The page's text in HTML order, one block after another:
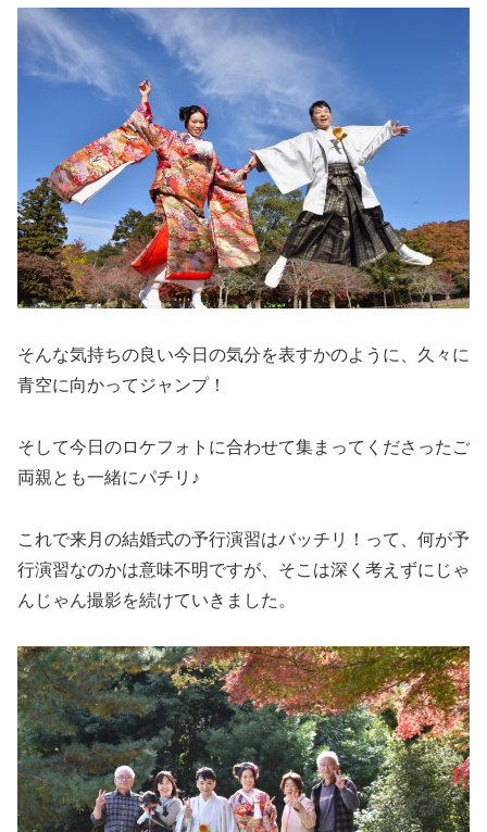
そんな気持ちの良い今日の気分を表すかのように、久々に
青空に向かってジャンプ！
そして今日のロケフォトに合わせて集まってくださったご
両親とも一緒にパチリ♪
これで来月の結婚式の予行演習はバッチリ！って、何が予
行演習なのかは意味不明ですが、そこは深く考えずにじゃ
んじゃん撮影を続けていきました。